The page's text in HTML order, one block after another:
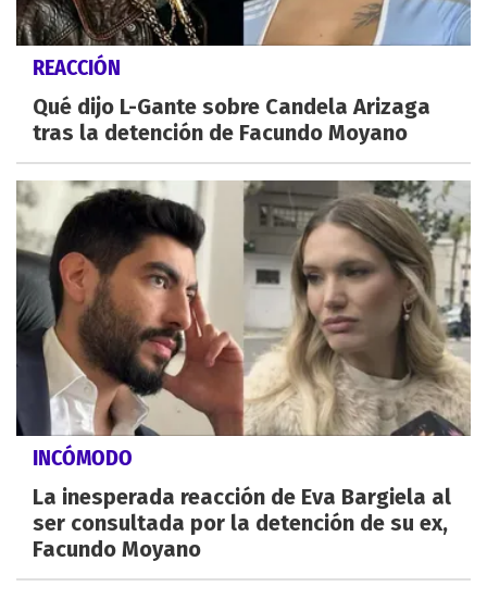
REACCIÓN
Qué dijo L-Gante sobre Candela Arizaga
tras la detención de Facundo Moyano
INCÓMODO
La inesperada reacción de Eva Bargiela al
ser consultada por la detención de su ex,
Facundo Moyano